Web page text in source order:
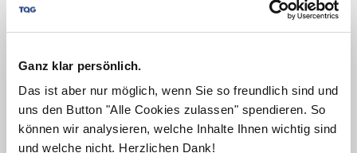
Ganz klar persönlich.
Das ist aber nur möglich, wenn Sie so freundlich sind und
uns den Button "Alle Cookies zulassen" spendieren. So
können wir analysieren, welche Inhalte Ihnen wichtig sind
und welche nicht. Herzlichen Dank!